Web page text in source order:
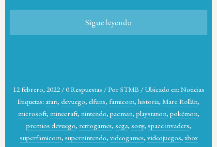
Sigue leyendo
12 febrero, 2022 /0 Respuestas /PorSTMB / Ubicado en: Noticias
Etiquetas: atari, devuego, elfuns, famicom, historia, Marc Rollán,
microsoft, minecraft, nintendo, pacman, playstation, pokémon,
premios devuego, retrogames, sega, sony, space invaders,
superfamicom, supernintendo, videogames, videojuegos, xbox